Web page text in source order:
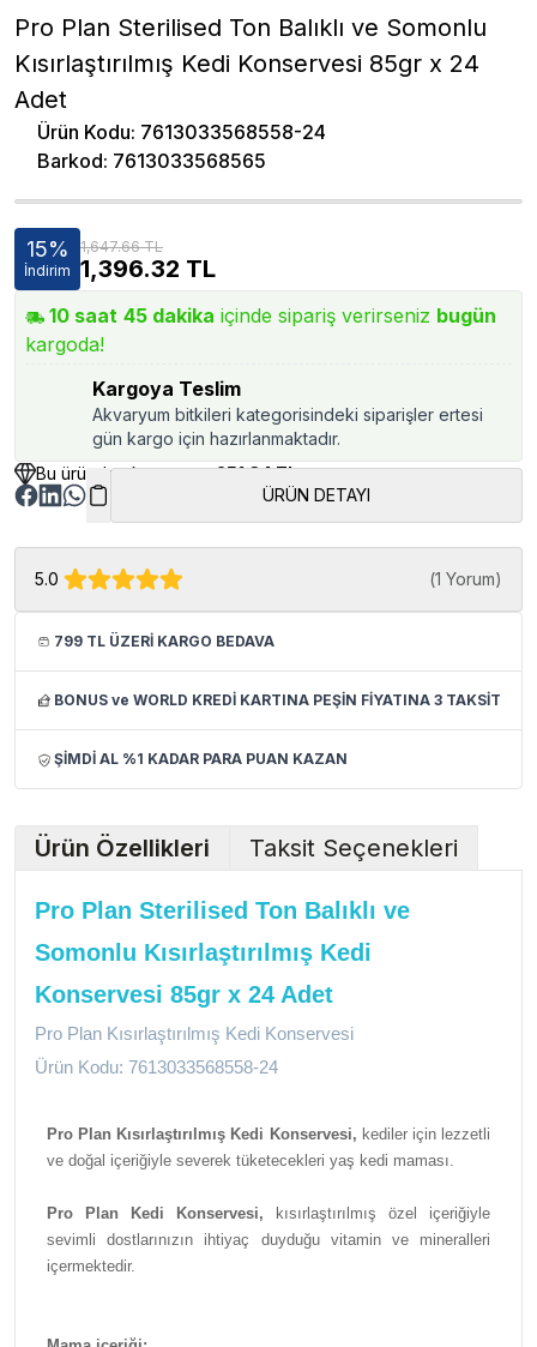
Pro Plan Sterilised Ton Balıklı ve Somonlu
Kısırlaştırılmış Kedi Konservesi 85gr x 24
Adet
Ürün Kodu: 7613033568558-24
Barkod: 7613033568565
15%
İndirim
1,647.66 TL
1,396.32 TL
10 saat 45 dakika içinde sipariş verirseniz bugün
kargoda!
Kargoya Teslim
Akvaryum bitkileri kategorisindeki siparişler ertesi
gün kargo için hazırlanmaktadır.
Bu üründen kazancınız251.34 TL
ÜRÜN DETAYI
5.0 (1 Yorum)
799 TL ÜZERİ KARGO BEDAVA
BONUS ve WORLD KREDİ KARTINA PEŞİN FİYATINA 3 TAKSİT
ŞİMDİ AL %1 KADAR PARA PUAN KAZAN
Ürün Özellikleri Taksit Seçenekleri
Pro Plan Sterilised Ton Balıklı ve
Somonlu Kısırlaştırılmış Kedi
Konservesi 85gr x 24 Adet
Pro Plan Kısırlaştırılmış Kedi Konservesi
Ürün Kodu: 7613033568558-24
Pro Plan Kısırlaştırılmış Kedi Konservesi, kediler için lezzetli
ve doğal içeriğiyle severek tüketecekleri yaş kedi maması.
Pro Plan Kedi Konservesi, kısırlaştırılmış özel içeriğiyle
sevimli dostlarınızın ihtiyaç duyduğu vitamin ve mineralleri
içermektedir.